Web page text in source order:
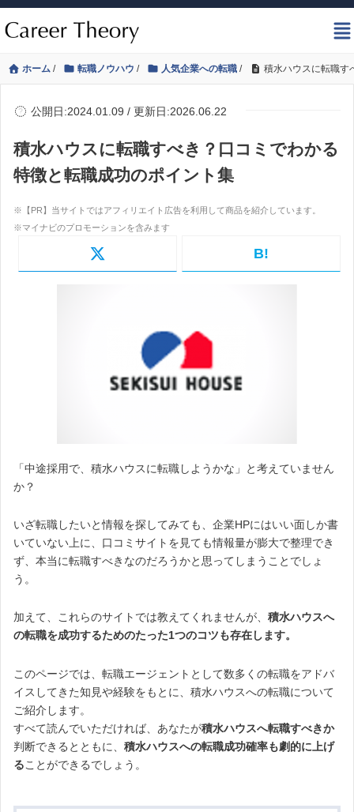
ホーム / 転職ノウハウ / 人気企業への転職 / 積水ハウスに転職す
公開日:2024.01.09 / 更新日:2026.06.22
積水ハウスに転職すべき？口コミでわかる
特徴と転職成功のポイント集
B!
「中途採用で、積水ハウスに転職しようかな」と考えていません
か？
いざ転職したいと情報を探してみても、企業HPにはいい面しか書
いていない上に、口コミサイトを見ても情報量が膨大で整理でき
ず、本当に転職すべきなのだろうかと思ってしまうことでしょ
う。
加えて、これらのサイトでは教えてくれませんが、 積水ハウスへ
の転職を成功するためのたった1つのコツも存在します。
このページでは、転職エージェントとして数多くの転職をアドバ
イスしてきた知見や経験をもとに、積水ハウスへの転職について
ご紹介します。
すべて読んでいただければ、あなたが積水ハウスへ転職すべきか
判断できるとともに、 積水ハウスへの転職成功確率も劇的に上げ
ることができるでしょう。